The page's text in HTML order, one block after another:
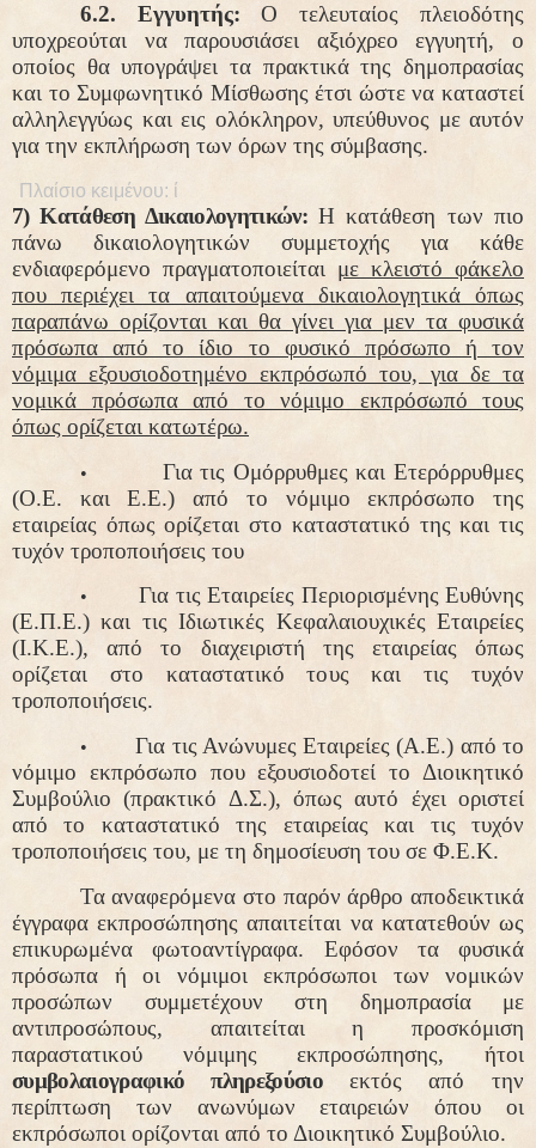
6.2. Εγγυητής:Ο τελευταίος πλειοδότης
υποχρεούται να παρουσιάσει αξιόχρεο εγγυητή, ο
οποίος θα υπογράψει τα πρακτικά της δημοπρασίας
και το Συμφωνητικό Μίσθωσης έτσι ώστε να καταστεί
αλληλεγγύως και εις ολόκληρον, υπεύθυνος με αυτόν
για την εκπλήρωση των όρων της σύμβασης.
7) Κατάθεση Δικαιολογητικών: Η κατάθεση των πιο
πάνω δικαιολογητικών συμμετοχής για κάθε
ενδιαφερόμενο πραγματοποιείται με κλειστό φάκελο
που περιέχει τα απαιτούμενα δικαιολογητικά όπως
παραπάνω ορίζονται και θα γίνει για μεν τα φυσικά
πρόσωπα από το ίδιο το φυσικό πρόσωπο ή τον
νόμιμα εξουσιοδοτημένο εκπρόσωπό του, για δε τα
νομικά πρόσωπα από το νόμιμο εκπρόσωπό τους
όπως ορίζεται κατωτέρω.
•
Για τις Ομόρρυθμες και Ετερόρρυθμες
(Ο.Ε. και Ε.Ε.) από το νόμιμο εκπρόσωπο της
εταιρείας όπως ορίζεται στο καταστατικό της και τις
τυχόν τροποποιήσεις του
•
Για τις Εταιρείες Περιορισμένης Ευθύνης
(Ε.Π.Ε.) και τις Ιδιωτικές Κεφαλαιουχικές Εταιρείες
(Ι.Κ.Ε.), από το διαχειριστή της εταιρείας όπως
ορίζεται στο καταστατικό τους και τις τυχόν
τροποποιήσεις.
•
Για τις Ανώνυμες Εταιρείες (Α.Ε.) από το
νόμιμο εκπρόσωπο που εξουσιοδοτεί το Διοικητικό
Συμβούλιο (πρακτικό Δ.Σ.), όπως αυτό έχει οριστεί
από το καταστατικό της εταιρείας και τις τυχόν
τροποποιήσεις του, με τη δημοσίευση του σε Φ.Ε.Κ.
Τα αναφερόμενα στο παρόν άρθρο αποδεικτικά
έγγραφα εκπροσώπησης απαιτείται να κατατεθούν ως
επικυρωμένα φωτοαντίγραφα. Εφόσον τα φυσικά
πρόσωπα ή οι νόμιμοι εκπρόσωποι των νομικών
προσώπων συμμετέχουν στη δημοπρασία με
αντιπροσώπους, απαιτείται η προσκόμιση
παραστατικού νόμιμης εκπροσώπησης, ήτοι
συμβολαιογραφικό πληρεξούσιο εκτός από την
περίπτωση των ανωνύμων εταιρειών όπου οι
εκπρόσωποι ορίζονται από το Διοικητικό Συμβούλιο.